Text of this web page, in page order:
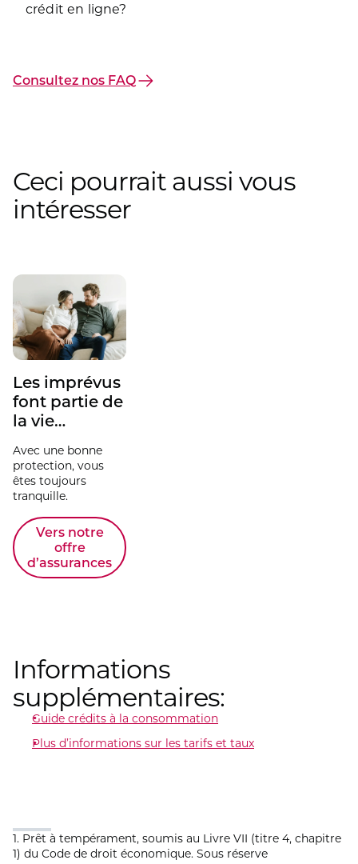
crédit en ligne?
Consultez nos FAQ
Ceci pourrait aussi vous
intéresser
Les imprévus
font partie de
la vie…
Avec une bonne
protection, vous
êtes toujours
tranquille.
Vers notre
offre
d’assurances
Informations
supplémentaires:
Guide crédits à la consommation
Plus d’informations sur les tarifs et taux
1. Prêt à tempérament, soumis au Livre VII (titre 4, chapitre
1) du Code de droit économique. Sous réserve